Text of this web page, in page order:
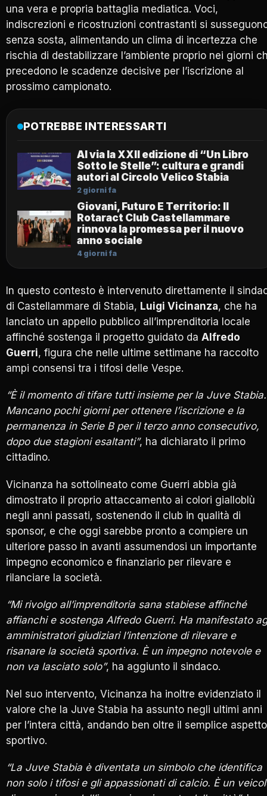
una vera e propria battaglia mediatica. Voci,
indiscrezioni e ricostruzioni contrastanti si
senza sosta, alimentando un clima di incertezza che
rischia di destabilizzare l’ambiente proprio nei giorni
precedono le scadenze decisive per l’iscrizione al
prossimo campionato.
POTREBBE INTERESSARTI
Al via la XXII edizione di “Un Libro
Sotto le Stelle”: cultura e grandi
autori al Circolo Velico Stabia
2 giorni fa
Giovani, Futuro E Territorio: Il
Rotaract Club Castellammare
rinnova la promessa per il nuovo
anno sociale
4 giorni fa
In questo contesto è intervenuto direttamente il
di Castellammare di Stabia, Luigi Vicinanza, che ha
lanciato un appello pubblico all’imprenditoria locale
affinché sostenga il progetto guidato da Alfredo
Guerri, figura che nelle ultime settimane ha raccolto
ampi consensi tra i tifosi delle Vespe.
“È il momento di tifare tutti insieme per la Juve Stabia.
Mancano pochi giorni per ottenere l’iscrizione e la
permanenza in Serie B per il terzo anno consecutivo,
dopo due stagioni esaltanti”, ha dichiarato il primo
cittadino.
Vicinanza ha sottolineato come Guerri abbia già
dimostrato il proprio attaccamento ai colori gialloblù
negli anni passati, sostenendo il club in qualità di
sponsor, e che oggi sarebbe pronto a compiere un
ulteriore passo in avanti assumendosi un importante
impegno economico e finanziario per rilevare e
rilanciare la società.
“Mi rivolgo all’imprenditoria sana stabiese affinché
affianchi e sostenga Alfredo Guerri. Ha manifestato
amministratori giudiziari l’intenzione di rilevare e
risanare la società sportiva. È un impegno notevole e
non va lasciato solo”, ha aggiunto il sindaco.
Nel suo intervento, Vicinanza ha inoltre evidenziato il
valore che la Juve Stabia ha assunto negli ultimi anni
per l’intera città, andando ben oltre il semplice aspetto
sportivo.
“La Juve Stabia è diventata un simbolo che identifica
non solo i tifosi e gli appassionati di calcio. È un